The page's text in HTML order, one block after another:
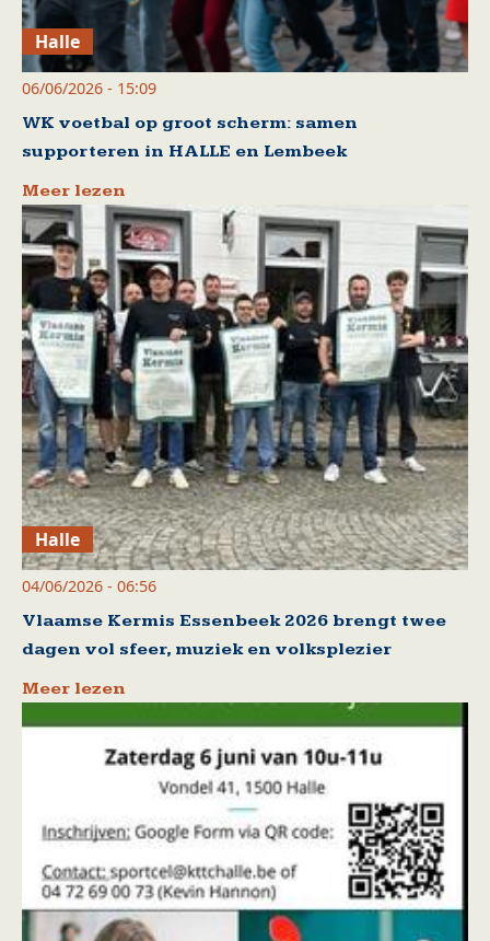
Halle
06/06/2026 - 15:09
WK voetbal op groot scherm: samen
supporteren in HALLE en Lembeek
Meer lezen
Halle
04/06/2026 - 06:56
Vlaamse Kermis Essenbeek 2026 brengt twee
dagen vol sfeer, muziek en volksplezier
Meer lezen